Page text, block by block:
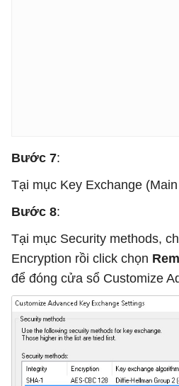
Bước 7:
Tại mục Key Exchange
Bước 8:
Tại mục Security methods,
Encryption rồi click chọn
để đóng cửa sổ Customize